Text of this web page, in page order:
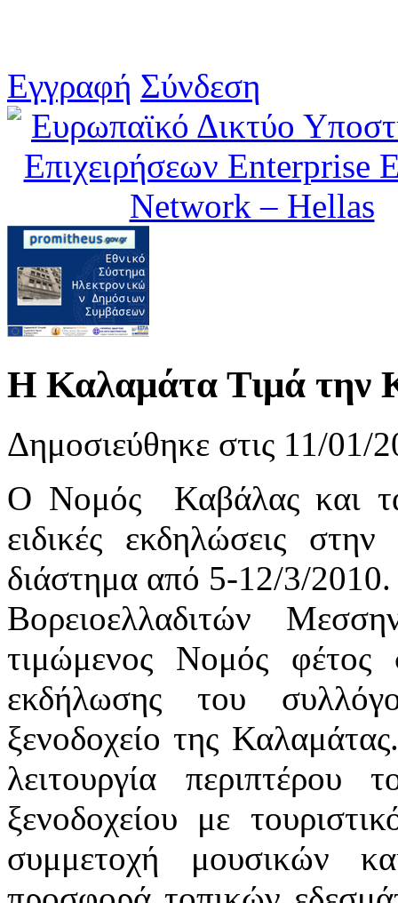
Εγγραφή Σύνδεση
Η Καλαμάτα Τιμά την
Δημοσιεύθηκε στις 11/01/
Ο Νομός Καβάλας και
ειδικές εκδηλώσεις
διάστημα από 5-12/3/
Βορειοελλαδιτών
τιμώμενος Νομός φέτος
εκδήλωσης του
ξενοδοχείο της
λειτουργία
ξενοδοχείου με
συμμετοχή μουσικών